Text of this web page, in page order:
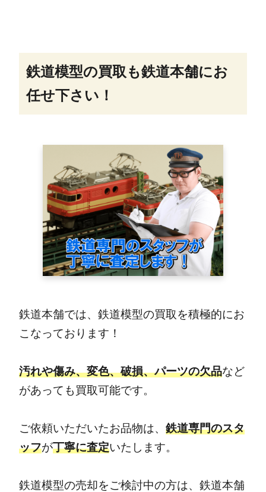
鉄道模型の買取も鉄道本舗にお
任せ下さい！
鉄道本舗では、鉄道模型の買取を積極的にお
こなっております！
汚れや傷み、変色、破損、パーツの欠品など
があっても買取可能です。
ご依頼いただいたお品物は、 鉄道専門のスタ
ッフが丁寧に査定いたします。
鉄道模型の売却をご検討中の方は、鉄道本舗